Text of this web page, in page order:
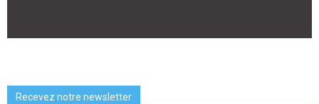
Recevez notre newsletter